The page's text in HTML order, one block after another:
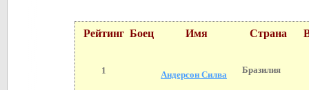
Рейтинг Боец Имя Страна
1 Андерсон Силва Бразилия